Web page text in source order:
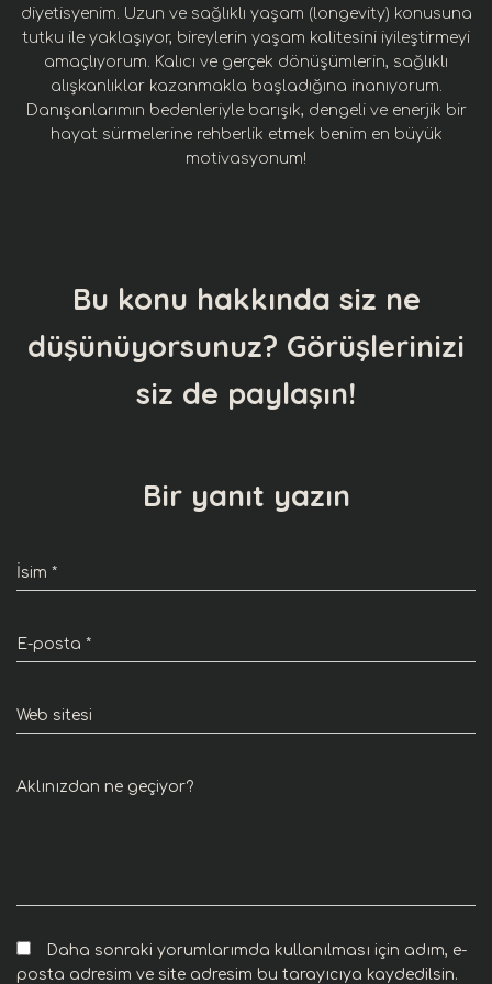
diyetisyenim. Uzun ve sağlıklı yaşam (longevity) konusuna
tutku ile yaklaşıyor, bireylerin yaşam kalitesini iyileştirmeyi
amaçlıyorum. Kalıcı ve gerçek dönüşümlerin, sağlıklı
alışkanlıklar kazanmakla başladığına inanıyorum.
Danışanlarımın bedenleriyle barışık, dengeli ve enerjik bir
hayat sürmelerine rehberlik etmek benim en büyük
motivasyonum!
Bu konu hakkında siz ne
düşünüyorsunuz? Görüşlerinizi
siz de paylaşın!
Bir yanıt yazın
İsim *
E-posta *
Web sitesi
Aklınızdan ne geçiyor?
Daha sonraki yorumlarımda kullanılması için adım, e-
posta adresim ve site adresim bu tarayıcıya kaydedilsin.